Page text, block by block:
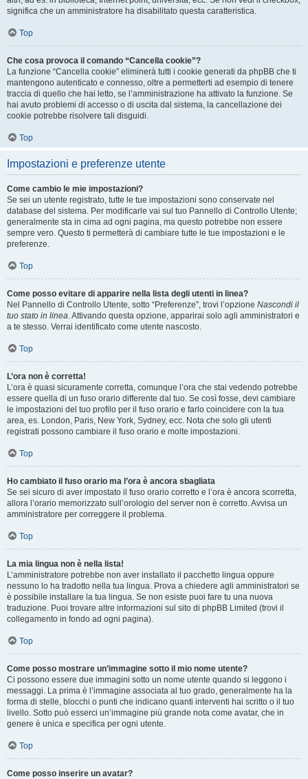
significa che un amministratore ha disabilitato questa caratteristica.
Top
Che cosa provoca il comando “Cancella cookie”?
La funzione “Cancella cookie” eliminerà tutti i cookie generati da phpBB che ti
mantengono autenticato e connesso, oltre a permetterti ad esempio di tenere
traccia di quello che hai letto, se l’amministrazione ha attivato la funzione. Se
hai avuto problemi di accesso o di uscita dal sistema, la cancellazione dei
cookie potrebbe risolvere tali disguidi.
Top
Impostazioni e preferenze utente
Come cambio le mie impostazioni?
Se sei un utente registrato, tutte le tue impostazioni sono conservate nel
database del sistema. Per modificarle vai sul tuo Pannello di Controllo Utente;
generalmente sta in cima ad ogni pagina, ma questo potrebbe non essere
sempre vero. Questo ti permetterà di cambiare tutte le tue impostazioni e le
preferenze.
Top
Come posso evitare di apparire nella lista degli utenti in linea?
Nel Pannello di Controllo Utente, sotto “Preferenze”, trovi l’opzione Nascondi il
tuo stato in linea. Attivando questa opzione, apparirai solo agli amministratori e
a te stesso. Verrai identificato come utente nascosto.
Top
L’ora non è corretta!
L’ora è quasi sicuramente corretta, comunque l’ora che stai vedendo potrebbe
essere quella di un fuso orario differente dal tuo. Se così fosse, devi cambiare
le impostazioni del tuo profilo per il fuso orario e farlo coincidere con la tua
area, es. London, Paris, New York, Sydney, ecc. Nota che solo gli utenti
registrati possono cambiare il fuso orario e molte impostazioni.
Top
Ho cambiato il fuso orario ma l’ora è ancora sbagliata
Se sei sicuro di aver impostato il fuso orario corretto e l’ora è ancora scorretta,
allora l’orario memorizzato sull’orologio del server non è corretto. Avvisa un
amministratore per correggere il problema.
Top
La mia lingua non è nella lista!
L’amministratore potrebbe non aver installato il pacchetto lingua oppure
nessuno lo ha tradotto nella tua lingua. Prova a chiedere agli amministratori se
è possibile installare la tua lingua. Se non esiste puoi fare tu una nuova
traduzione. Puoi trovare altre informazioni sul sito di phpBB Limited (trovi il
collegamento in fondo ad ogni pagina).
Top
Come posso mostrare un’immagine sotto il mio nome utente?
Ci possono essere due immagini sotto un nome utente quando si leggono i
messaggi. La prima è l’immagine associata al tuo grado, generalmente ha la
forma di stelle, blocchi o punti che indicano quanti interventi hai scritto o il tuo
livello. Sotto può esserci un’immagine più grande nota come avatar, che in
genere è unica e specifica per ogni utente.
Top
Come posso inserire un avatar?